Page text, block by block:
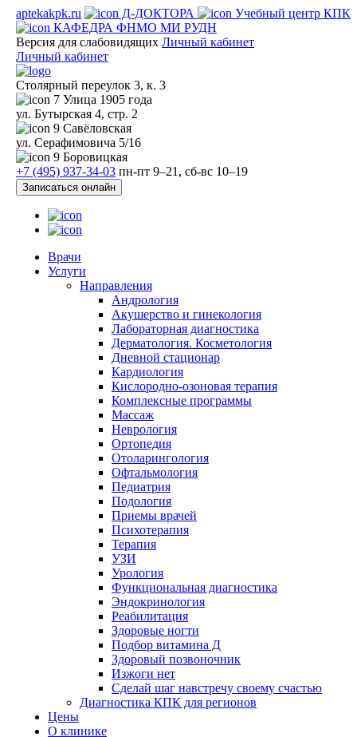
aptekakpk.ru Д-ДОКТОРА
Учебный центр КПК
КАФЕДРА ФНМО МИ РУДН
Версия для слабовидящих Личный кабинет
Личный кабинет
Столярный переулок 3, к. 3
7 Улица 1905 года
ул. Бутырская 4, стр. 2
9 Савёловская
ул. Серафимовича 5/16
9 Боровицкая
+7 (495) 937-34-03 пн-пт 9–21, сб-вс 10–19
Записаться онлайн
Врачи
Услуги
Направления
Андрология
Акушерство и гинекология
Лабораторная диагностика
Дерматология. Косметология
Дневной стационар
Кардиология
Кислородно-озоновая терапия
Комплексные программы
Массаж
Неврология
Ортопедия
Отоларингология
Офтальмология
Педиатрия
Подология
Приемы врачей
Психотерапия
Терапия
УЗИ
Урология
Функциональная диагностика
Эндокринология
Реабилитация
Здоровые ногти
Подбор витамина Д
Здоровый позвоночник
Изжоги нет
Сделай шаг навстречу своему счастью
Диагностика КПК для регионов
Цены
О клинике